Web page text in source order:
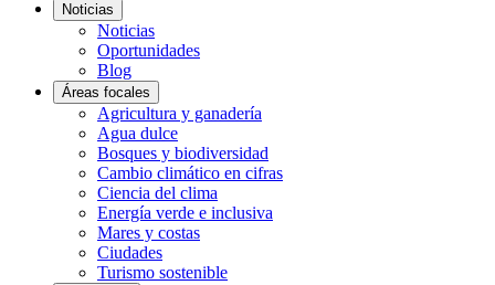
Noticias
Noticias
Oportunidades
Blog
Áreas focales
Agricultura y ganadería
Agua dulce
Bosques y biodiversidad
Cambio climático en cifras
Ciencia del clima
Energía verde e inclusiva
Mares y costas
Ciudades
Turismo sostenible